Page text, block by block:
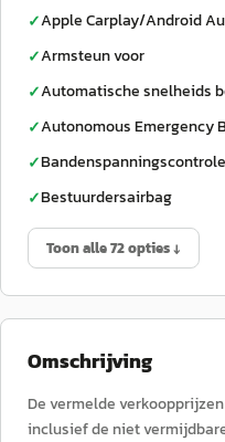
✓Apple Carplay/Android
✓Armsteun voor
✓Automatische snelheids
✓Autonomous Emergency
✓
✓Bestuurdersairbag
Toon alle 72 opties ↓
Omschrijving
De vermelde
inclusief de niet